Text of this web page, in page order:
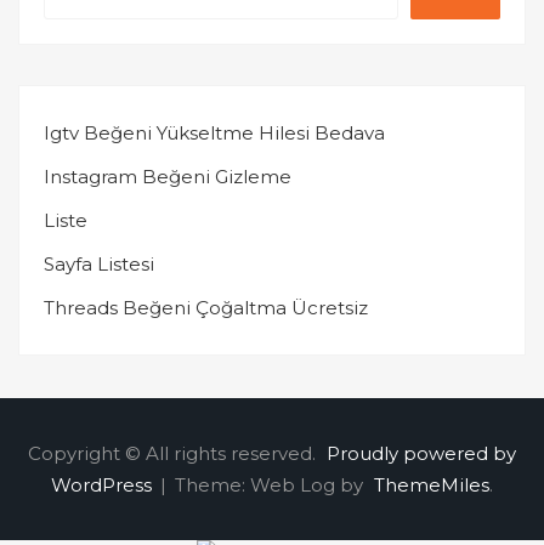
Igtv Beğeni Yükseltme Hilesi Bedava
Instagram Beğeni Gizleme
Liste
Sayfa Listesi
Threads Beğeni Çoğaltma Ücretsiz
Copyright © All rights reserved. Proudly powered by
WordPress | Theme: Web Log by ThemeMiles.